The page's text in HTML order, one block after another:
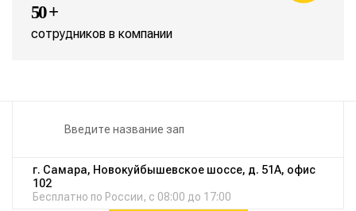
50 +
сотрудников в компании
г. Самара, Новокуйбышевское шоссе, д. 51А, офис
102
Бесплатно по России, с 08:00 до 17:00